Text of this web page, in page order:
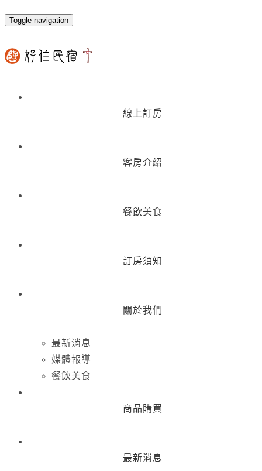
Toggle navigation
線上訂房
客房介紹
餐飲美食
訂房須知
關於我們
最新消息
媒體報導
餐飲美食
商品購買
最新消息